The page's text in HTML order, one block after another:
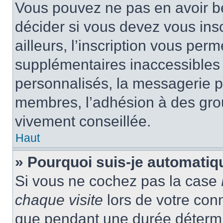
Vous pouvez ne pas en avoir
décider si vous devez vous
ailleurs, l’inscription vous
supplémentaires
personnalisés, la messagerie
membres, l’adhésion à des
vivement conseillée.
Haut
» Pourquoi suis-je
Si vous ne cochez pas la case
chaque visite lors de votre
que pendant une durée